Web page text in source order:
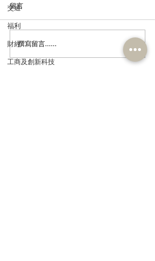
交通
福利
財經
工商及創新科技
港區全國人大代表團考察
安徽涇縣，調研紅色文化
留言
撰寫留言......